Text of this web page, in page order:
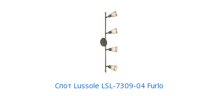
Спот Lussole LSL-7309-04 Furlo